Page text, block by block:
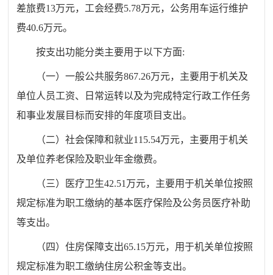
差旅费13万元，工会经费5.78万元，公务用车运行维护
费40.6万元。
按支出功能分类主要用于以下方面:
（一）一般公共服务867.26万元，主要用于机关及
单位人员工资、日常运转以及为完成特定行政工作任务
和事业发展目标而安排的年度项目支出。
（二）社会保障和就业115.54万元，主要用于机关
及单位养老保险及职业年金缴费。
（三）医疗卫生42.51 万元，主要用于机关单位按照
规定标准为职工缴纳的基本医疗保险及公务员医疗补助
等支出。
（四）住房保障支出65.15万元，用于机关单位按照
规定标准为职工缴纳住房公积金等支出。